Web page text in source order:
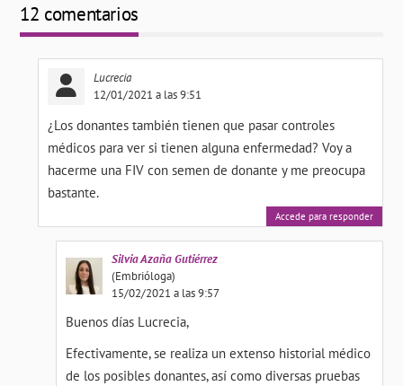
12 comentarios
Lucrecia
12/01/2021 a las 9:51
¿Los donantes también tienen que pasar controles
médicos para ver si tienen alguna enfermedad? Voy a
hacerme una FIV con semen de donante y me preocupa
bastante.
Accede para responder
SilviaAzaña Gutiérrez
(Embrióloga)
15/02/2021 a las 9:57
Buenos días Lucrecia,
Efectivamente, se realiza un extenso historial médico
de los posibles donantes, así como diversas pruebas